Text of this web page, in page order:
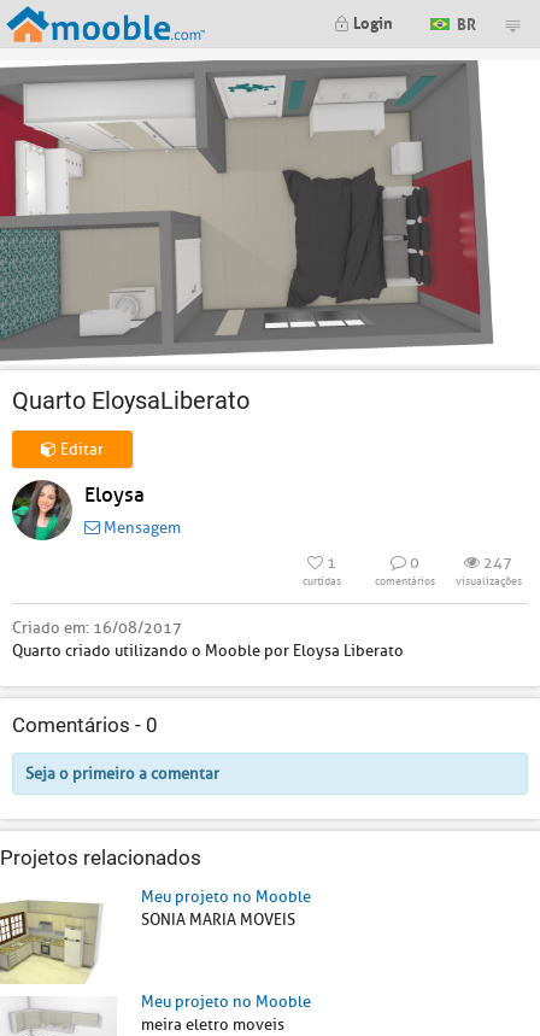
Login BR
Quarto EloysaLiberato
Editar
Eloysa
Mensagem
1
curtidas
0
comentários
247
visualizações
Criado em: 16/08/2017
Quarto criado utilizando o Mooble por Eloysa Liberato
Comentários - 0
Seja o primeiro a comentar
Projetos relacionados
Meu projeto no Mooble
SONIA MARIA MOVEIS
Meu projeto no Mooble
meira eletro moveis